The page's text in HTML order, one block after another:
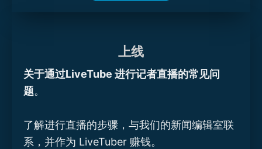
上线
关于通过LiveTube 进行记者直播的常见问
题。
了解进行直播的步骤，与我们的新闻编辑室联
系，并作为 LiveTuber 赚钱。